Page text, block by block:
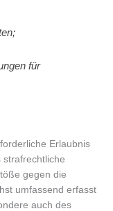
für
Erlaubnis
gegen die
umfassend erfasst
auch des